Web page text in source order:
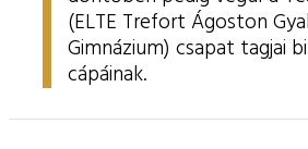
(ELTE Trefort Ágoston
Gimnázium) csapat tagjai
cápáinak.